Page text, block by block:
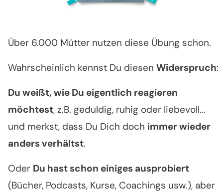
Über 6.000 Mütter nutzen diese Übung schon.
Wahrscheinlich kennst Du diesen Widerspruch:
Du weißt, wie Du eigentlich reagieren
möchtest, z.B. geduldig, ruhig oder liebevoll...
und merkst, dass Du Dich doch immer wieder
anders verhältst.
Oder Du hast schon einiges ausprobiert
(Bücher, Podcasts, Kurse, Coachings usw.), aber